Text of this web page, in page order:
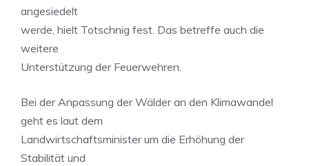
angesiedelt
werde, hielt Totschnig fest. Das betreffe auch die
weitere
Unterstützung der Feuerwehren.
Bei der Anpassung der Wälder an den Klimawandel
geht es laut dem
Landwirtschaftsminister um die Erhöhung der
Stabilität und